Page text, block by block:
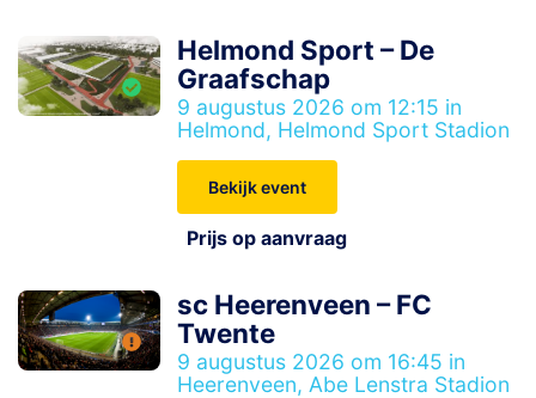
Helmond Sport – De
Graafschap
9 augustus 2026 om 12:15 in
Helmond, Helmond Sport Stadion
Bekijk event
Prijs op aanvraag
sc Heerenveen – FC
Twente
9 augustus 2026 om 16:45 in
Heerenveen, Abe Lenstra Stadion